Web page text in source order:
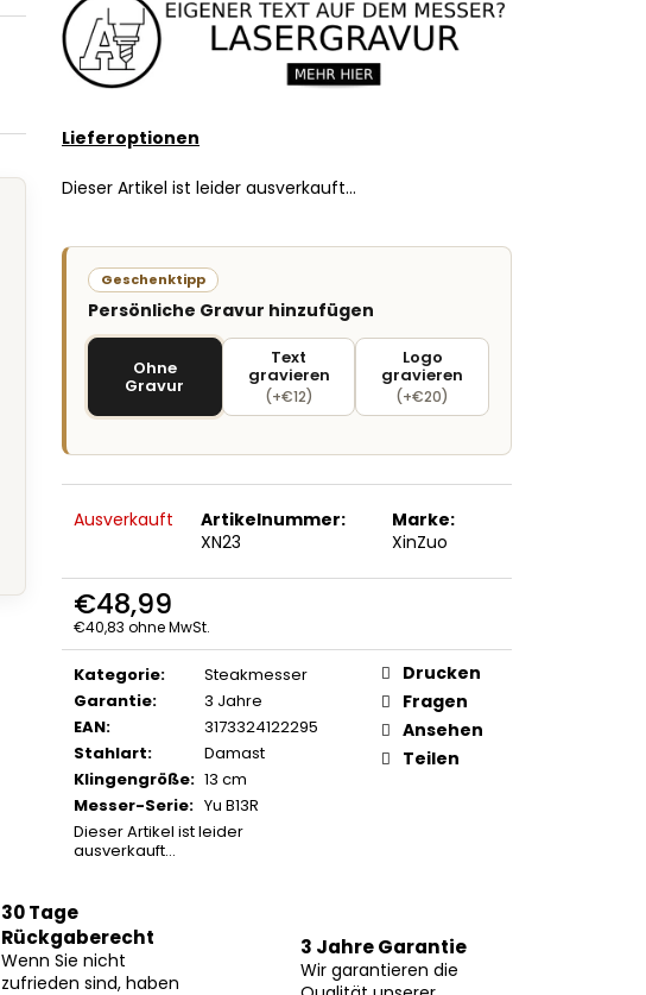
Lieferoptionen
Dieser Artikel ist leider ausverkauft…
Geschenktipp
Persönliche Gravur hinzufügen
Ohne
Gravur
Text
gravieren
(+€12)
Logo
gravieren
(+€20)
Ausverkauft
Artikelnummer:
XN23
Marke:
XinZuo
€48,99
€40,83 ohne MwSt.
Verkaufspreis:
Kategorie:
Steakmesser
Garantie:
3 Jahre
EAN:
3173324122295
Stahlart:
Damast
Klingengröße: 13 cm
Messer-Serie: Yu B13R
Dieser Artikel ist leider
ausverkauft…
Drucken
Fragen
Ansehen
Teilen
30 Tage
Rückgaberecht
Wenn Sie nicht
zufrieden sind, haben
3 Jahre Garantie
Wir garantieren die